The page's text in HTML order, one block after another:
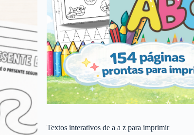
Textos interativos de a a z para imprimir